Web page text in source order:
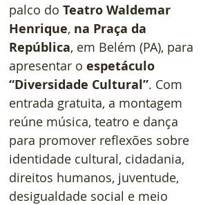
palco do Teatro Waldemar
Henrique, na Praça da
República, em Belém (PA), para
apresentar o espetáculo
“Diversidade Cultural”. Com
entrada gratuita, a montagem
reúne música, teatro e dança
para promover reflexões sobre
identidade cultural, cidadania,
direitos humanos, juventude,
desigualdade social e meio